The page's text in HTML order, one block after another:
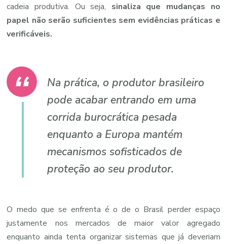
cadeia produtiva. Ou seja, sinaliza que mudanças no
papel não serão suficientes sem evidências práticas e
verificáveis.
Na prática, o produtor brasileiro
pode acabar entrando em uma
corrida burocrática pesada
enquanto a Europa mantém
mecanismos sofisticados de
proteção ao seu produtor.
O medo que se enfrenta é o de o Brasil perder espaço
justamente nos mercados de maior valor agregado
enquanto ainda tenta organizar sistemas que já deveriam